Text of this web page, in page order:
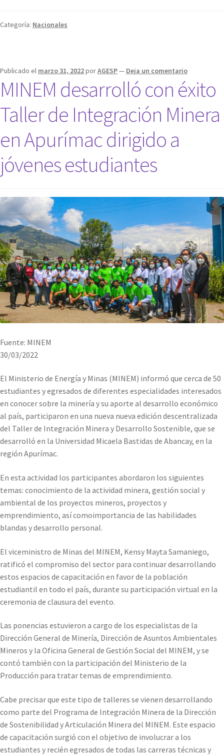
Categoría: Nacionales
Publicado el marzo 31, 2022porAGESP— Deja un comentario
MINEM desarrolló con éxito
Taller de Integración Minera
en Apurímac dirigido a
jóvenes estudiantes
Fuente: MINEM
30/03/2022
El Ministerio de Energía y Minas (MINEM) informó que cerca de 50
estudiantes y egresados de diferentes especialidades interesados
en conocer sobre la minería y su aporte al desarrollo económico
al país, participaron en una nueva nueva edición descentralizada
del Taller de Integración Minera y Desarrollo Sostenible, que se
desarrolló en la Universidad Micaela Bastidas de Abancay, en la
región Apurímac.
En esta actividad los participantes abordaron los siguientes
temas: conocimiento de la actividad minera, gestión social y
ambiental de los proyectos mineros, proyectos y
emprendimiento, así comoimportancia de las habilidades
blandas y desarrollo personal.
El viceministro de Minas del MINEM, Kensy Mayta Samaniego,
ratificó el compromiso del sector para continuar desarrollando
estos espacios de capacitación en favor de la población
estudiantil en todo el país, durante su participación virtual en la
ceremonia de clausura del evento.
Las ponencias estuvieron a cargo de los especialistas de la
Dirección General de Minería, Dirección de Asuntos Ambientales
Mineros y la Oficina General de Gestión Social del MINEM, y se
contó también con la participación del Ministerio de la
Producción para tratar temas de emprendimiento.
Cabe precisar que este tipo de talleres se vienen desarrollando
como parte del Programa de Integración Minera de la Dirección
de Sostenibilidad y Articulación Minera del MINEM. Este espacio
de capacitación surgió con el objetivo de involucrar a los
estudiantes y recién egresados de todas las carreras técnicas y